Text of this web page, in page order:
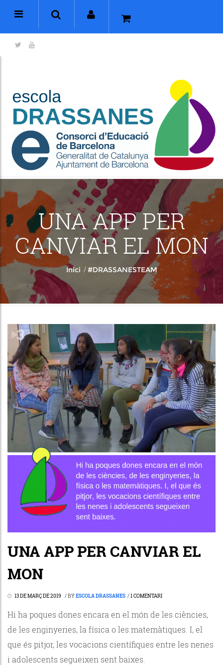
UNA APP PER
CANVIAR EL MON
Inici /#DRASSANESTEAM
UNA APP PER CANVIAR EL
MON
13 DE MARÇ DE 2019 /BYESCOLA DRASSANES /1 COMENTARI
Hi ha poques dones encara en el món de les ciències,
de les enginyeries, la física o les matemàtiques. I, el
que és pitjor, les vocacions científiques entre les nenes
i adolescents segueixen sent baixes.